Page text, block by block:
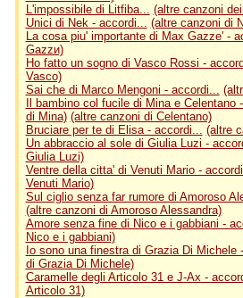
L'impossibile di Litfiba... (altre canzoni
Unici di Nek - accordi... (altre canzoni di
La cosa piu' importante di Max Gazze' -
Gazzи)
Ho fatto un sogno di Vasco Rossi -
Vasco)
Sai che di Marco Mengoni - accordi...
Il bambino col fucile di Mina e Celentano
di Mina) (altre canzoni di Celentano)
Bruciare per te di Elisa - accordi... (altre
Un abbraccio al sole di Giulia Luzi -
Giulia Luzi)
Ventre della citta' di Venuti Mario -
Venuti Mario)
Sul ciglio senza far rumore di Amoroso
(altre canzoni di Amoroso Alessandra)
Amore senza fine di Nico e i gabbiani -
Nico e i gabbiani)
Io sono una finestra di Grazia Di Michele
di Grazia Di Michele)
Caramelle degli Articolo 31 e J-Ax -
Articolo 31)